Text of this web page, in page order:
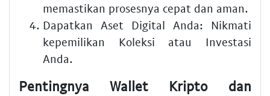
memastikan prosesnya cepat dan aman.
Dapatkan Aset Digital Anda: Nikmati
kepemilikan
Koleksi atau Investasi
Anda.
Pentingnya Wallet Kripto dan